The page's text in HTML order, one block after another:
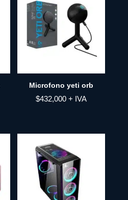
Microfono yeti orb
$432,000 + IVA